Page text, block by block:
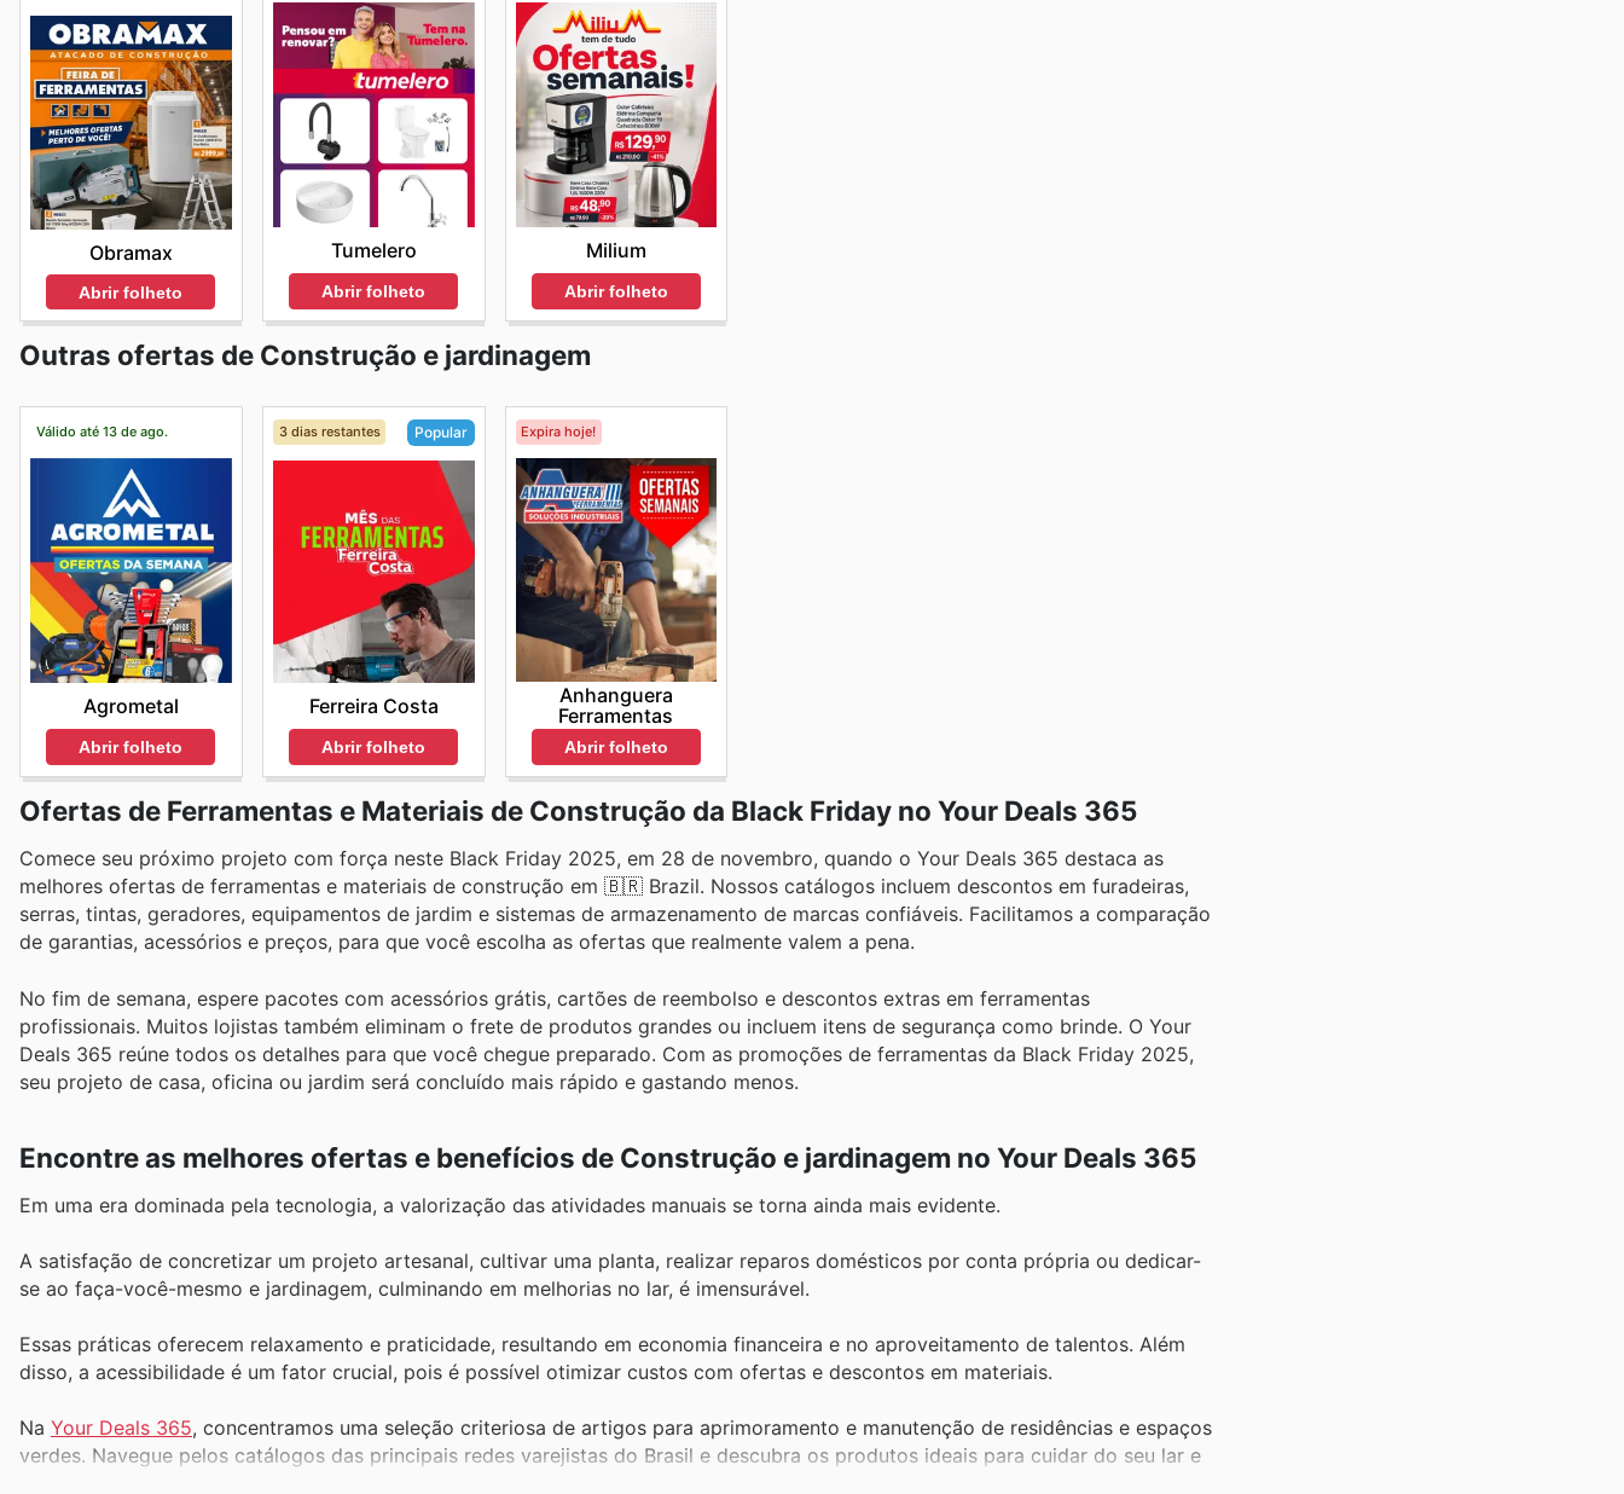
Obramax
Abrir folheto
Tumelero
Abrir folheto
Milium
Abrir folheto
Outras ofertas de Construção e jardinagem
Válido até 13 de ago.
Agrometal
Abrir folheto
3 dias restantes Popular
Ferreira Costa
Abrir folheto
Expira hoje!
Anhanguera
Ferramentas
Abrir folheto
Ofertas de Ferramentas e Materiais de Construção da Black Friday no Your Deals 365
Comece seu próximo projeto com força neste Black Friday 2025, em 28 de novembro, quando o Your Deals 365 destaca as
melhores ofertas de ferramentas e materiais de construção em 🇧🇷 Brazil. Nossos catálogos incluem descontos em furadeiras,
serras, tintas, geradores, equipamentos de jardim e sistemas de armazenamento de marcas confiáveis. Facilitamos a comparação
de garantias, acessórios e preços, para que você escolha as ofertas que realmente valem a pena.
No fim de semana, espere pacotes com acessórios grátis, cartões de reembolso e descontos extras em ferramentas
profissionais. Muitos lojistas também eliminam o frete de produtos grandes ou incluem itens de segurança como brinde. O Your
Deals 365 reúne todos os detalhes para que você chegue preparado. Com as promoções de ferramentas da Black Friday 2025,
seu projeto de casa, oficina ou jardim será concluído mais rápido e gastando menos.
Encontre as melhores ofertas e benefícios de Construção e jardinagem no Your Deals 365
Em uma era dominada pela tecnologia, a valorização das atividades manuais se torna ainda mais evidente.
A satisfação de concretizar um projeto artesanal, cultivar uma planta, realizar reparos domésticos por conta própria ou dedicar-
se ao faça-você-mesmo e jardinagem, culminando em melhorias no lar, é imensurável.
Essas práticas oferecem relaxamento e praticidade, resultando em economia financeira e no aproveitamento de talentos. Além
disso, a acessibilidade é um fator crucial, pois é possível otimizar custos com ofertas e descontos em materiais.
Na Your Deals 365, concentramos uma seleção criteriosa de artigos para aprimoramento e manutenção de residências e espaços
verdes. Navegue pelos catálogos das principais redes varejistas do Brasil e descubra os produtos ideais para cuidar do seu lar e